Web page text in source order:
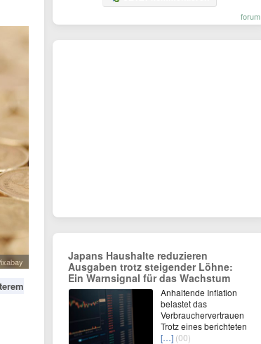
forum
Japans Haushalte reduzieren
Ausgaben trotz steigender Löhne:
Ein Warnsignal für das Wachstum
Anhaltende Inflation
belastet das
Verbrauchervertrauen
Trotz eines berichteten
[…] (00)